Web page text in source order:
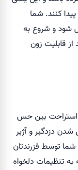
کنند. شما
شود و شروع به
از قابلیت زون
استراحت بین حس
دزدگیر و آژیر
شما توسط فزرندتان
۲ دقیقه (بسته به تنظیمات دلخواه